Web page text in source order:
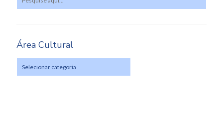
Área Cultural